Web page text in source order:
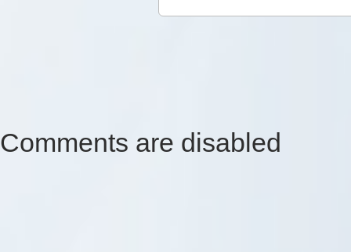
Comments are disabled